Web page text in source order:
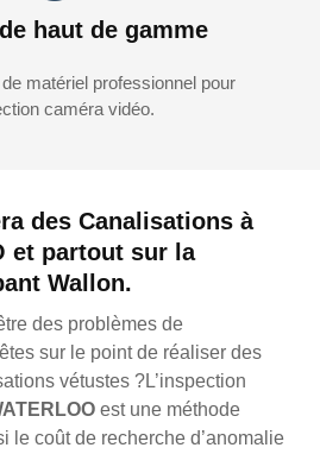
des Canalisations à
et partout sur la
Wallon.
des problèmes de
sur le point de réaliser des
vétustes ?L’inspection
est une méthode
le coût de recherche d’anomalie
haut de gamme
matériel professionnel pour
caméra vidéo.